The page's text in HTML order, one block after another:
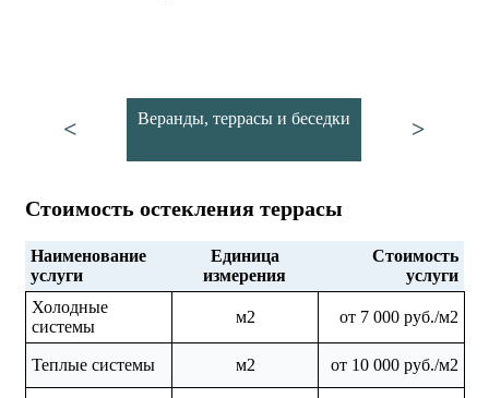
< Веранды, террасы и беседки >
Стоимость остекления террасы
Наименование
услуги
Единица
измерения
Стоимость
услуги
Холодные
системы
м2 от 7 000 руб./м2
Теплые системы м2 от 10 000 руб./м2